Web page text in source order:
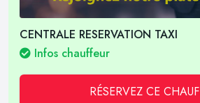
CENTRALE RESERVATION TAXI
Infos chauffeur
RÉSERVEZ CE